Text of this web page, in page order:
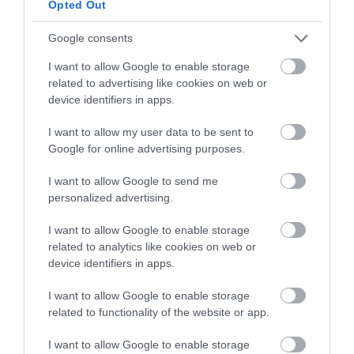
Opted Out
Google consents
I want to allow Google to enable storage
related to advertising like cookies on web or
device identifiers in apps.
I want to allow my user data to be sent to
Google for online advertising purposes.
I want to allow Google to send me
personalized advertising.
I want to allow Google to enable storage
related to analytics like cookies on web or
device identifiers in apps.
I want to allow Google to enable storage
related to functionality of the website or app.
I want to allow Google to enable storage
Ανακοινώθηκαν νέες προσλήψεις
σε δήμο της Εύβοιας: Δείτε εδώ
07.08.2026 | 20:40
Ποιοι και γιατί θα πάρουν
διπλάσια σύνταξη τον Αύγουστο
07.08.2026 | 20:20
Δείτε τι έκανε Δήμος της Εύβοιας
για τις φωτιές
Μητέρα και γιος οι νεκροί από τη
φορτηγό
07.08.2026 | 19:40
Ράγισαν καρδιές στην Εύβοια: Το
Όλες οι τελευταίες ειδήσεις
ΠΕΡΙΣΣΟΤΕΡΑ ΑΠΟ ΕΙΔΗΣΕΙΣ ΕΥΒΟΙΑ
Εύβοια: Ηχηρό μήνυμα
πέντε χρόνια μετά τη
του 2021
Εύβοια: Γυναίκα έπεσε
θύμα διαδικτυακής
τρακτέρ που δεν